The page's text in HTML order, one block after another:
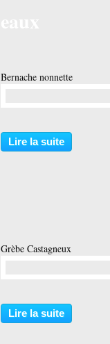
Bernache nonnette
Lire la suite
Grèbe Castagneux
Lire la suite